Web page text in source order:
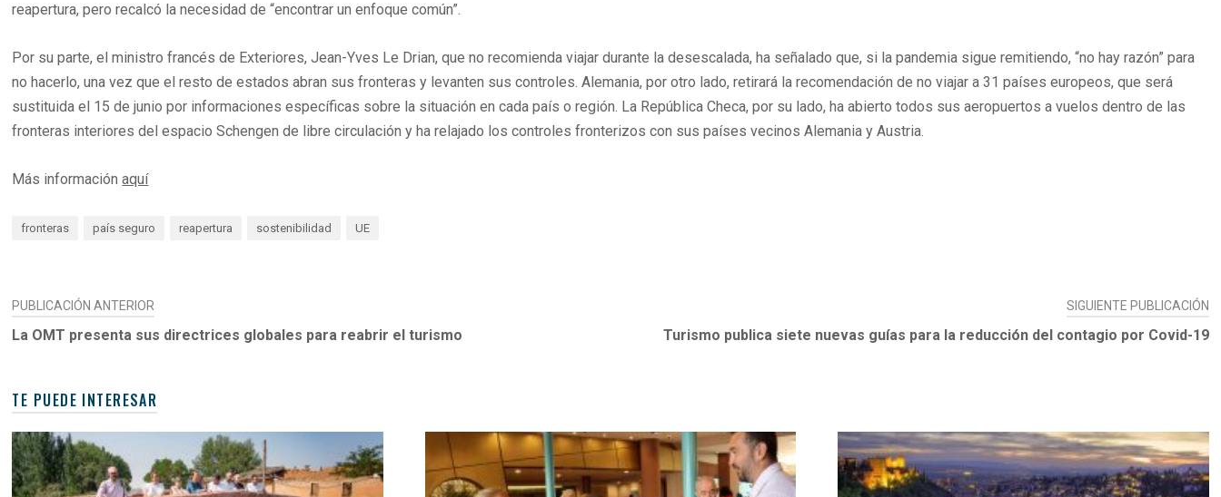
reapertura, pero recalcó la necesidad de “encontrar un enfoque común”.
Por su parte, el ministro francés de Exteriores, Jean-Yves Le Drian, que no recomienda viajar durante la desescalada, ha señalado que, si la pandemia sigue remitiendo, “no hay razón” para
no hacerlo, una vez que el resto de estados abran sus fronteras y levanten sus controles. Alemania, por otro lado, retirará la recomendación de no viajar a 31 países europeos, que será
sustituida el 15 de junio por informaciones específicas sobre la situación en cada país o región. La República Checa, por su lado, ha abierto todos sus aeropuertos a vuelos dentro de las
fronteras interiores del espacio Schengen de libre circulación y ha relajado los controles fronterizos con sus países vecinos Alemania y Austria.
Más informaciónaquí
fronteras país seguro reapertura sostenibilidad UE
NAVEGACIÓN
DE
PUBLICACIÓN ANTERIOR
La OMT presenta sus directrices globales para reabrir el turismo
SIGUIENTE PUBLICACIÓN
Turismo publica siete nuevas guías para la reducción del contagio por Covid-19
TE PUEDE INTERESAR